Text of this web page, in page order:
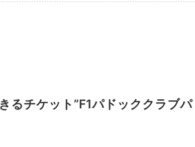
るチケット”F1パドッククラブパ